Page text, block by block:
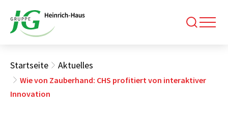
Startseite Aktuelles
Wie von Zauberhand: CHS profitiert von interaktiver
Innovation